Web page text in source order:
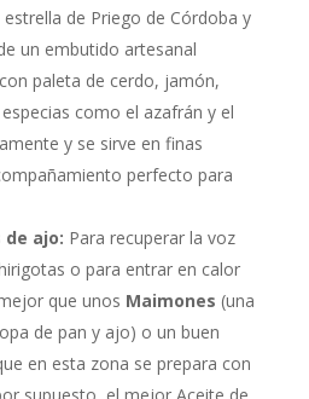
de Priego de Córdoba y
un embutido artesanal
paleta de cerdo, jamón,
como el azafrán y el
y se sirve en finas
perfecto para
de ajo: Para recuperar la voz
o para entrar en calor
que unos Maimones (una
de pan y ajo) o un buen
en esta zona se prepara con